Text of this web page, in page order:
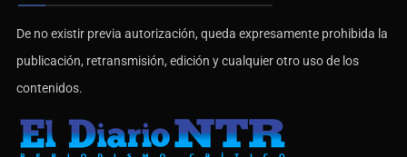
De no existir previa autorización, queda expresamente prohibida la
publicación, retransmisión, edición y cualquier otro uso de los
contenidos.